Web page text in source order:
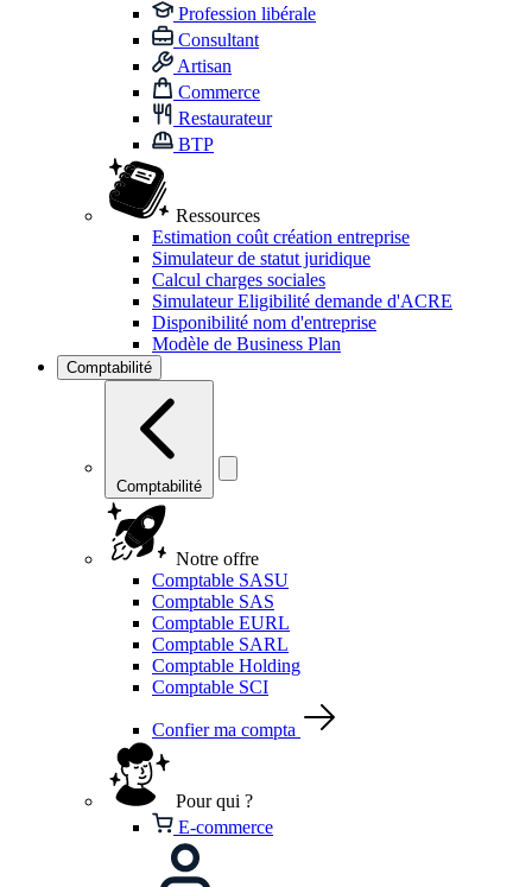
Profession libérale
Consultant
Artisan
Commerce
Restaurateur
BTP
Ressources
Estimation coût création entreprise
Simulateur de statut juridique
Calcul charges sociales
Simulateur Eligibilité demande d'ACRE
Disponibilité nom d'entreprise
Modèle de Business Plan
Comptabilité
Comptabilité
Notre offre
Comptable SASU
Comptable SAS
Comptable EURL
Comptable SARL
Comptable Holding
Comptable SCI
Confier ma compta
Pour qui ?
E-commerce